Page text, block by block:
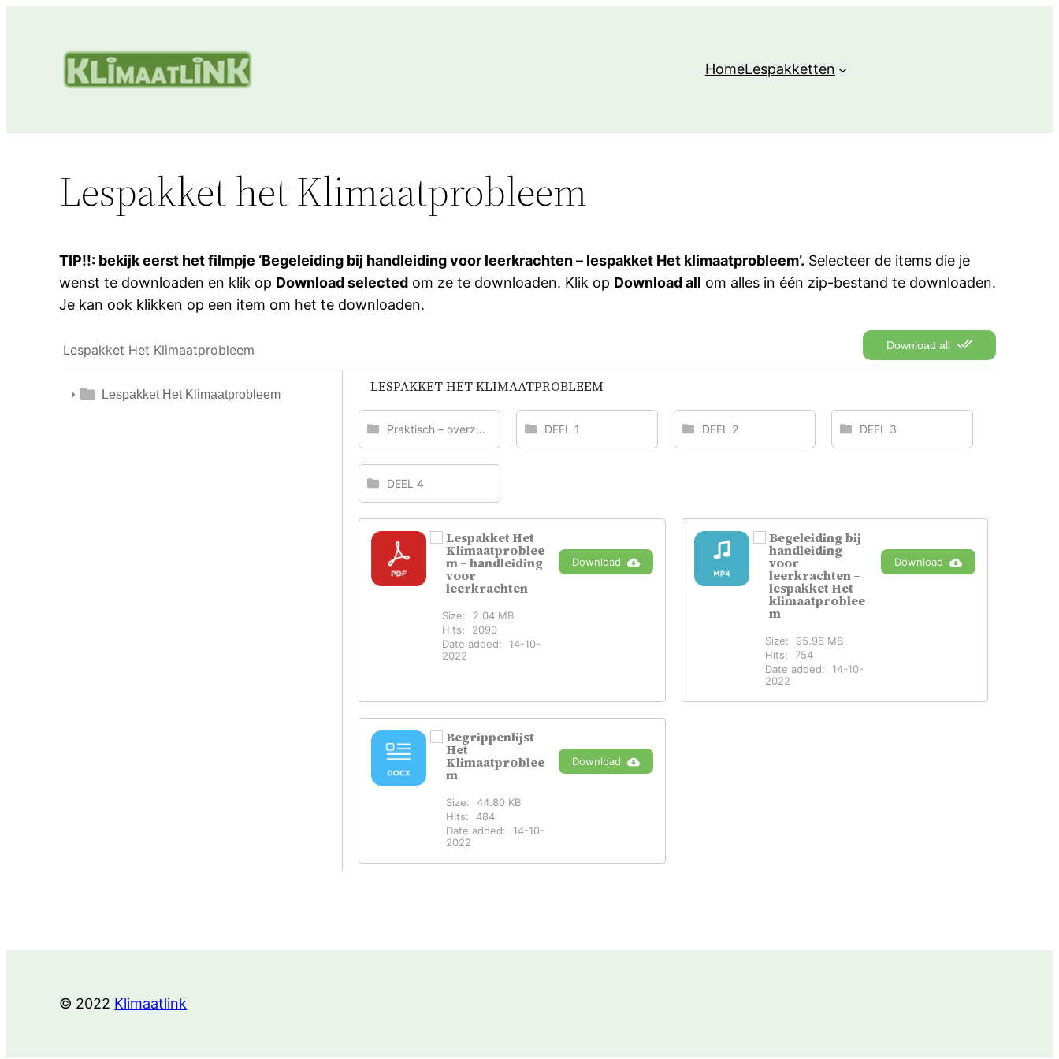
HomeLespakketten
Lespakket het Klimaatprobleem
TIP!!: bekijk eerst het filmpje ‘Begeleiding bij handleiding voor leerkrachten – lespakket Het klimaatprobleem’. Selecteer de items die je
wenst te downloaden en klik op Download selected om ze te downloaden. Klik op Download all om alles in één zip-bestand te downloaden.
Je kan ook klikken op een item om het te downloaden.
Download all
Lespakket Het Klimaatprobleem
Lespakket Het Klimaatprobleem LESPAKKET HET KLIMAATPROBLEEM
Praktisch – overzicht DEEL 1 DEEL 2 DEEL 3
DEEL 4
Lespakket Het
Klimaatproblee
m – handleiding
voor
leerkrachten
Size:
2.04 MB
Hits:
2090
Date added:
14-10-
2022
Download
Begeleiding bij
handleiding
voor
leerkrachten –
lespakket Het
klimaatproblee
m
Size:
95.96 MB
Hits:
754
Date added:
14-10-
2022
Download
Begrippenlijst
Het
Klimaatproblee
m
Size:
44.80 KB
Hits:
484
Date added:
14-10-
2022
Download
© 2022 Klimaatlink